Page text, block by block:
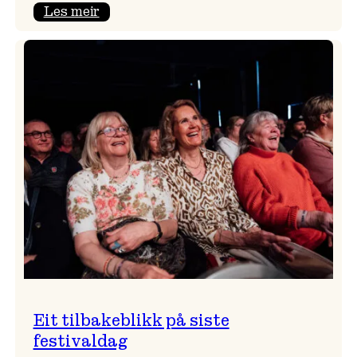
Les meir:
Eit tilbakeblikk på siste
festivaldag